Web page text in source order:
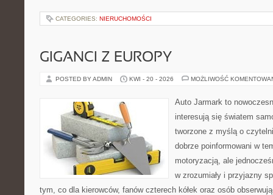
CATEGORIES: NIERUCHOMOŚCI
GIGANCI Z EUROPY
POSTED BY ADMIN KWI - 20 - 2026 MOŻLIWOŚĆ
Auto Jarmark to
interesują się światem
tworzone z myślą o
dobrze poinformowani w
motoryzacją, ale
w zrozumiały i przyjazny
tym, co dla kierowców, fanów czterech kółek oraz osób